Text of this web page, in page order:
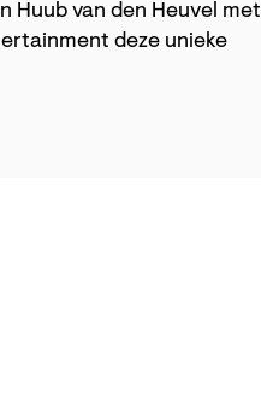
Huub van den Heuvel met
deze unieke